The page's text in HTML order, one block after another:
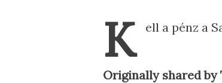
K ell a pénz a
Originally shared by